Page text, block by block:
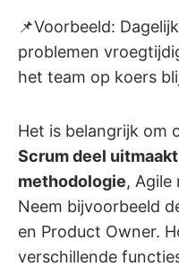
📌Voorbeeld:
problemen
het team op koers
Het is belangrijk om
Scrum deel
methodologie,
Neem bijvoorbeeld
en Product Owner.
verschillende